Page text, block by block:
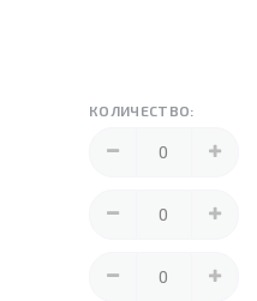
КОЛИЧЕСТВО: